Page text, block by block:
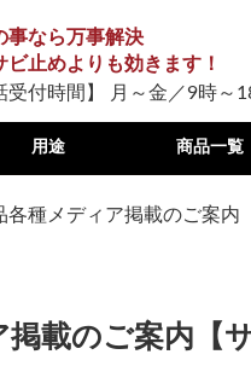
事なら万事解決
ビ止めよりも効きます！
受付時間】 月～金／9時～
用途 商品一覧
各種メディア掲載のご案
掲載のご案内【